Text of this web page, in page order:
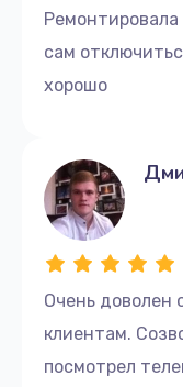
сам
хорошо
Очень доволен
клиентам.
посмотрел